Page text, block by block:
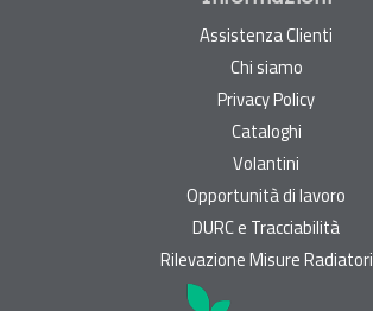
Assistenza Clienti
Chi siamo
Privacy Policy
Cataloghi
Volantini
Opportunità di lavoro
DURC e Tracciabilità
Rilevazione Misure Radiatori